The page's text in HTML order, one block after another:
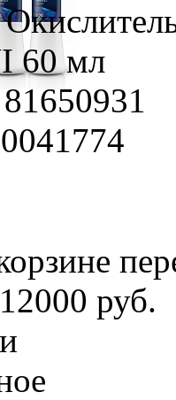
60 мл
руб.